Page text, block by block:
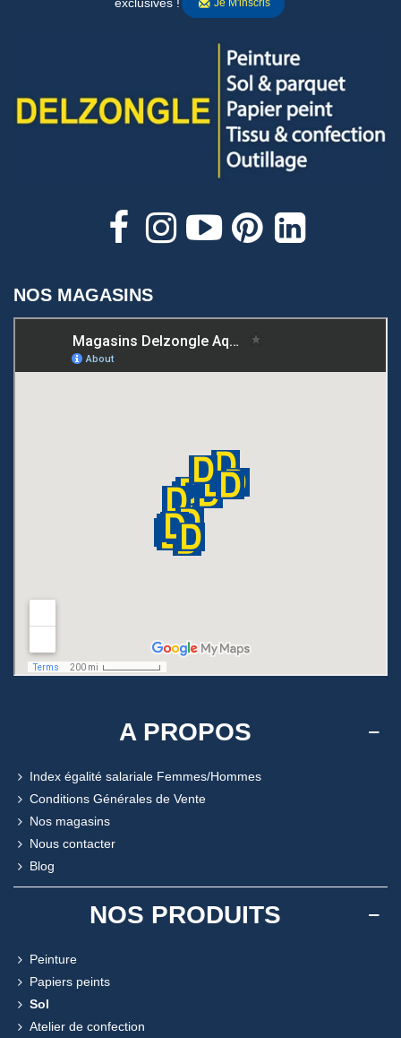
Je M'inscris
NOS MAGASINS
A PROPOS
Index égalité salariale Femmes/Hommes
Conditions Générales de Vente
Nos magasins
Nous contacter
Blog
NOS PRODUITS
Peinture
Papiers peints
Sol
Atelier de confection